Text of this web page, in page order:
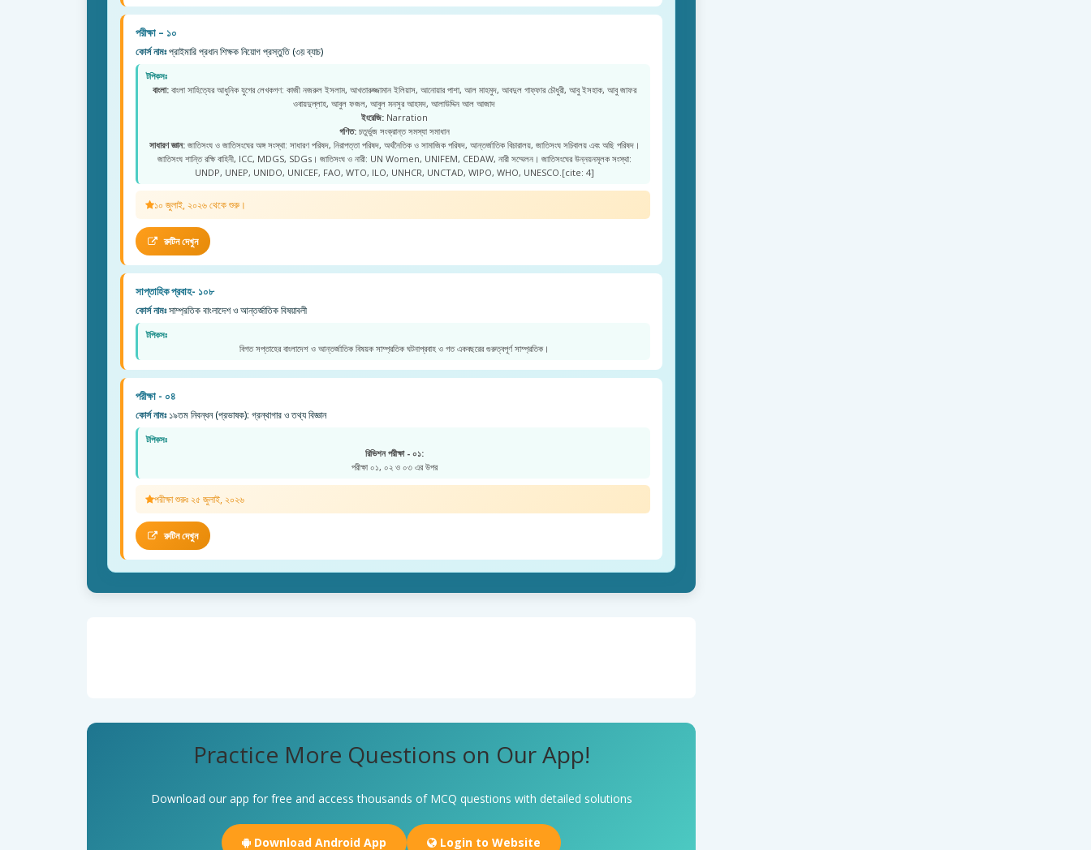
পরীক্ষা – ১০
কোর্স নামঃপ্রাইমারি প্রধান শিক্ষক নিয়োগ প্রস্তুতি (৩য় ব্যাচ)
টপিকসঃ
বাংলা:বাংলা সাহিত্যের আধুনিক যুগের লেখকগণ: কাজী নজরুল ইসলাম, আখতারুজ্জামান ইলিয়াস, আনোয়ার পাশা, আল মাহমুদ, আবদুল গাফ্ফার চৌধুরী, আবু ইসহাক, আবু জাফর
ওবায়দুল্লাহ, আবুল ফজল, আবুল মনসুর আহমদ, আলাউদ্দিন আল আজাদ
ইংরেজি:Narration
গণিত:চতুর্ভুজ সংক্রান্ত সমস্যা সমাধান
সাধারণ জ্ঞান:জাতিসংঘ ও জাতিসংঘের অঙ্গ সংস্থা: সাধারণ পরিষদ, নিরাপত্তা পরিষদ, অর্থনৈতিক ও সামাজিক পরিষদ, আন্তর্জাতিক বিচারালয়, জাতিসংঘ সচিবালয় এবং অছি পরিষদ।
জাতিসংঘ শান্তি রক্ষি বাহিনী, ICC, MDGS, SDGs। জাতিসংঘ ও নারী: UN Women, UNIFEM, CEDAW, নারী সম্মেলন। জাতিসংঘের উন্নয়নমূলক সংস্থা:
UNDP, UNEP, UNIDO, UNICEF, FAO, WTO, ILO, UNHCR, UNCTAD, WIPO, WHO, UNESCO.[cite: 4]
১০ জুলাই, ২০২৬ থেকে শুরু।
রুটিন দেখুন
সাপ্তাহিক প্রবাহ- ১০৮
কোর্স নামঃসাম্প্রতিক বাংলাদেশ ও আন্তর্জাতিক বিষয়াবলী
টপিকসঃ
বিগত সপ্তাহের বাংলাদেশ ও আন্তর্জাতিক বিষয়ক সাম্প্রতিক ঘটনাপ্রবাহ ও গত একবছরের গুরুত্বপূর্ণ সাম্প্রতিক।
পরীক্ষা - ০৪
কোর্স নামঃ১৯তম নিবন্ধন (প্রভাষক): গ্রন্থাগার ও তথ্য বিজ্ঞান
টপিকসঃ
রিভিশন পরীক্ষা - ০১:
পরীক্ষা ০১, ০২ ও ০৩ এর উপর
পরীক্ষা শুরুঃ ২৫ জুলাই, ২০২৬
রুটিন দেখুন
Practice More Questions on Our App!
Download our app for free and access thousands of MCQ questions with detailed solutions
Download Android App Login to Website